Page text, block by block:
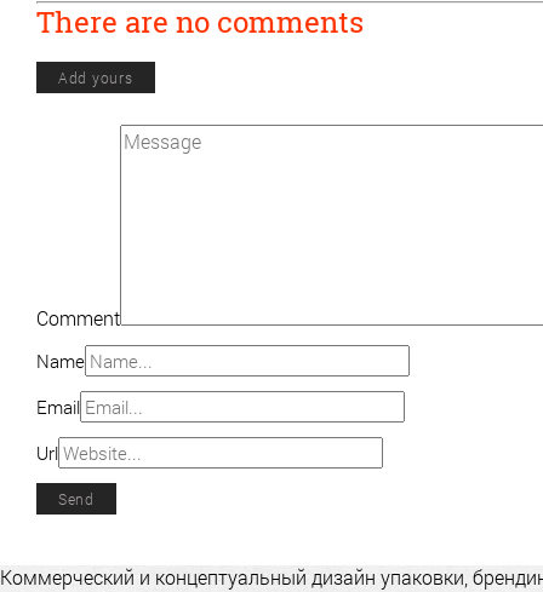
There are no comments
Add yours
Comment
Name
Email
Url
Коммерческий и концептуальный дизайн упаковки,